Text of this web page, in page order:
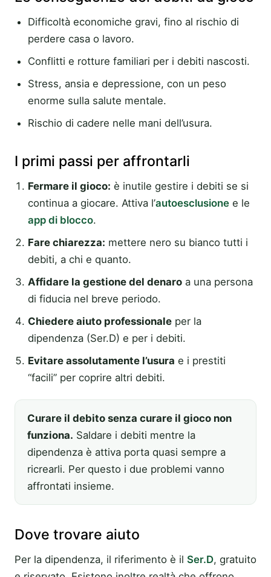
Difficoltà economiche gravi, fino al rischio di
perdere casa o lavoro.
Conflitti e rotture familiari per i debiti nascosti.
Stress, ansia e depressione, con un peso
enorme sulla salute mentale.
Rischio di cadere nelle mani dell’usura.
I primi passi per affrontarli
Fermare il gioco: è inutile gestire i debiti se si
continua a giocare. Attiva l’autoesclusione e le
app di blocco.
Fare chiarezza: mettere nero su bianco tutti i
debiti, a chi e quanto.
Affidare la gestione del denaro a una persona
di fiducia nel breve periodo.
Chiedere aiuto professionale per la
dipendenza (Ser.D) e per i debiti.
Evitare assolutamente l’usura e i prestiti
“facili” per coprire altri debiti.
Curare il debito senza curare il gioco non
funziona. Saldare i debiti mentre la
dipendenza è attiva porta quasi sempre a
ricrearli. Per questo i due problemi vanno
affrontati insieme.
Dove trovare aiuto
Per la dipendenza, il riferimento è il Ser.D, gratuito